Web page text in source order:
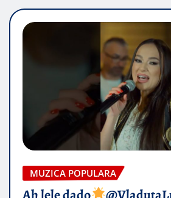
MUZICA POPULARA